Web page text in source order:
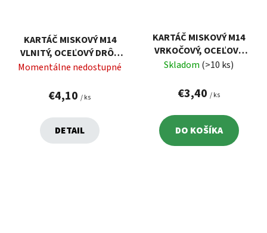
KARTÁČ MISKOVÝ M14
VLNITÝ, OCEĽOVÝ DRÔT
0,3MM, 100MM EXTOL
Momentálne nedostupné
€4,10 / ks
DETAIL
KARTÁČ MISKOVÝ M14
VRKOČOVÝ, OCEĽOVÝ
DRÔT 0,5MM, 100MM
Skladom (>10 ks)
€3,40 / ks
DO KOŠÍKA